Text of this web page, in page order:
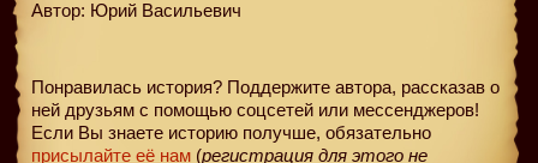
Автор: Юрий Васильевич
Понравилась история? Поддержите автора, рассказав о
ней друзьям с помощью соцсетей или мессенджеров!
Если Вы знаете историю получше, обязательно
присылайте её нам (регистрация для этого не